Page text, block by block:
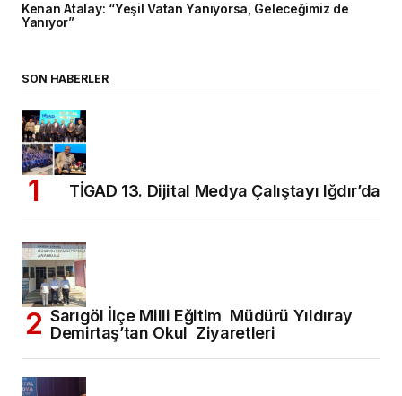
Kenan Atalay: “Yeşil Vatan Yanıyorsa, Geleceğimiz de
Yanıyor”
SON HABERLER
TİGAD 13. Dijital Medya Çalıştayı Iğdır’da
Sarıgöl İlçe Milli Eğitim Müdürü Yıldıray
Demirtaş’tan Okul Ziyaretleri